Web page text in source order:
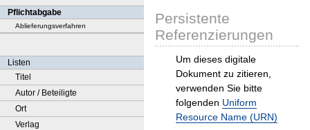
Pflichtabgabe
Ablieferungsverfahren
Listen
Titel
Autor / Beteiligte
Ort
Verlag
Persistente
Referenzierungen
Um dieses digitale
Dokument zu zitieren,
verwenden Sie bitte
folgenden Uniform
Resource Name (URN)